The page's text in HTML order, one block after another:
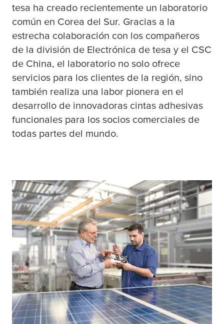
tesa ha creado recientemente un laboratorio
común en Corea del Sur. Gracias a la
estrecha colaboración con los compañeros
de la división de Electrónica de tesa y el CSC
de China, el laboratorio no solo ofrece
servicios para los clientes de la región, sino
también realiza una labor pionera en el
desarrollo de innovadoras cintas adhesivas
funcionales para los socios comerciales de
todas partes del mundo.